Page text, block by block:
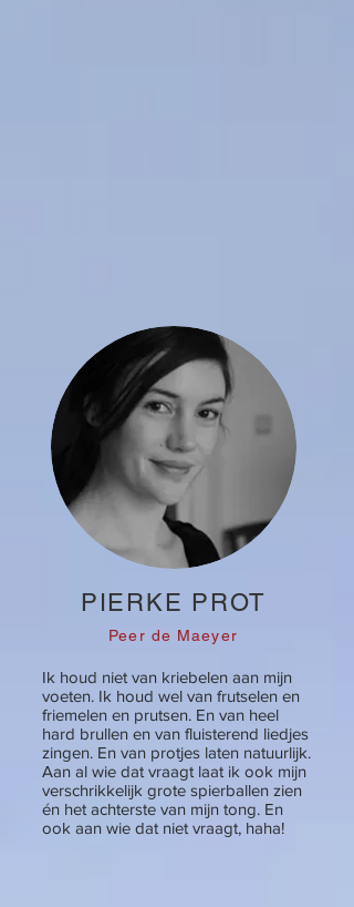
PIERKE PROT
Peer de Maeyer
Ik houd niet van kriebelen aan mijn
voeten. Ik houd wel van frutselen en
friemelen en prutsen. En van heel
hard brullen en van fluisterend liedjes
zingen. En van protjes laten natuurlijk.
Aan al wie dat vraagt laat ik ook mijn
verschrikkelijk grote spierballen zien
én het achterste van mijn tong. En
ook aan wie dat niet vraagt, haha!